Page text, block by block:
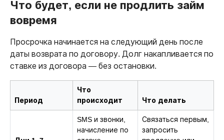
Что будет, если не продлить займ
вовремя
Просрочка начинается на следующий день после
даты возврата по договору. Долг накапливается по
ставке из договора — без остановки.
Период
Что
происходит
Что делать
SMS и звонки,
начисление по
Связаться первым,
запросить